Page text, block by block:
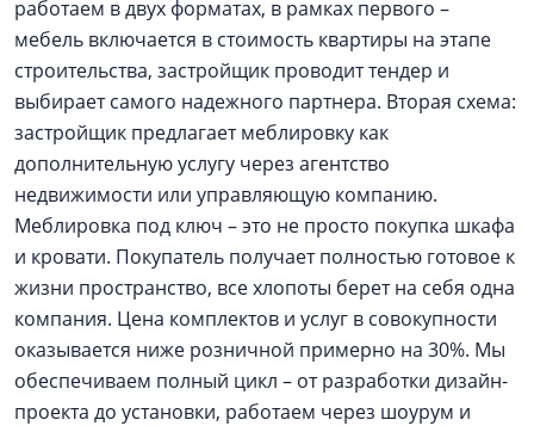
работаем в двух форматах, в рамках первого –
мебель включается в стоимость квартиры на этапе
строительства, застройщик проводит тендер и
выбирает самого надежного партнера. Вторая схема:
застройщик предлагает меблировку как
дополнительную услугу через агентство
недвижимости или управляющую компанию.
Меблировка под ключ – это не просто покупка шкафа
и кровати. Покупатель получает полностью готовое к
жизни пространство, все хлопоты берет на себя одна
компания. Цена комплектов и услуг в совокупности
оказывается ниже розничной примерно на 30%. Мы
обеспечиваем полный цикл – от разработки дизайн-
проекта до установки, работаем через шоурум и